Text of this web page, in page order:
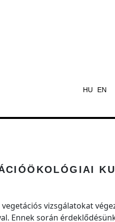
HU EN
vizsgálatokat
Ennek során